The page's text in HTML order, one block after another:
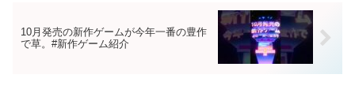
10月発売の新作ゲームが今年一番の豊作
で草。#新作ゲーム紹介